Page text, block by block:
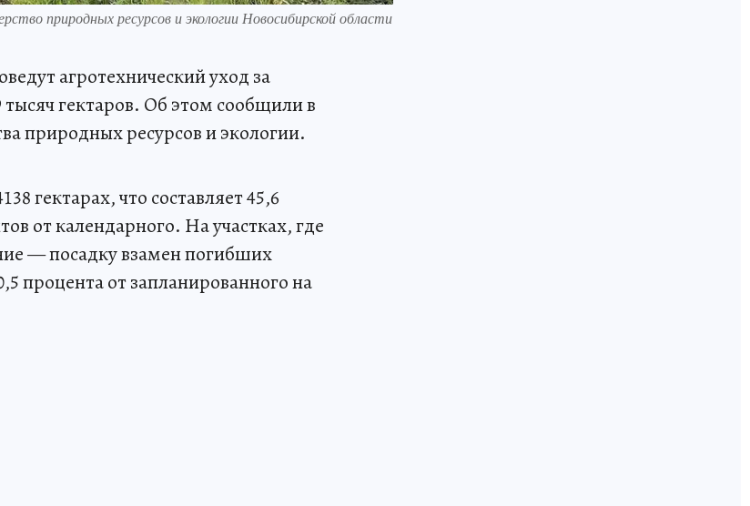
природных ресурсов и экологии Новосибирской области
агротехнический уход за
гектаров. Об этом сообщили в
природных ресурсов и экологии.
гектарах, что составляет 45,6
от календарного. На участках, где
— посадку взамен погибших
процента от запланированного на